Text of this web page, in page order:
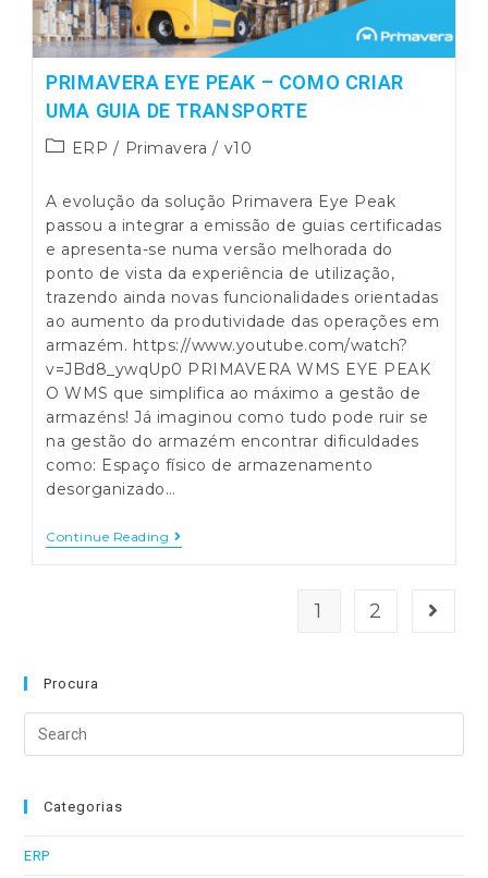
PRIMAVERA EYE PEAK – COMO CRIAR
UMA GUIA DE TRANSPORTE
PostERP / Primavera / v10
A evolução da solução Primavera Eye Peak
passou a integrar a emissão de guias certificadas
e apresenta-se numa versão melhorada do
ponto de vista da experiência de utilização,
trazendo ainda novas funcionalidades orientadas
ao aumento da produtividade das operações em
armazém. https://www.youtube.com/watch?
v=JBd8_ywqUp0 PRIMAVERA WMS EYE PEAK
O WMS que simplifica ao máximo a gestão de
armazéns! Já imaginou como tudo pode ruir se
na gestão do armazém encontrar dificuldades
como: Espaço físico de armazenamento
desorganizado…
Continue Reading PRIMAVERA
EYE
1 2 Go to
Procura
Search
this
Categorias
ERP